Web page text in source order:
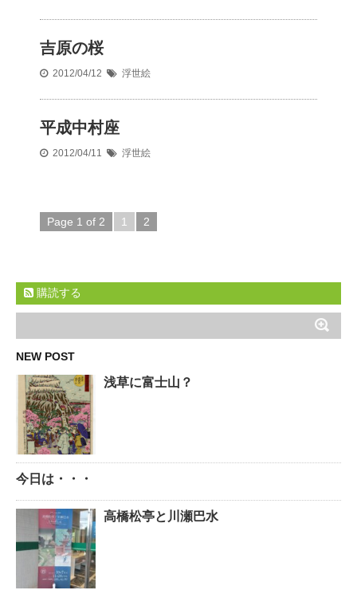
吉原の桜
2012/04/12 浮世絵
平成中村座
2012/04/11 浮世絵
Page 1 of 2 1 2
購読する
NEW POST
浅草に富士山？
今日は・・・
高橋松亭と川瀬巴水